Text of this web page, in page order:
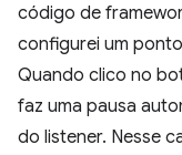
código de
configurei um
Quando clico no
faz uma pausa
do listener. Nesse